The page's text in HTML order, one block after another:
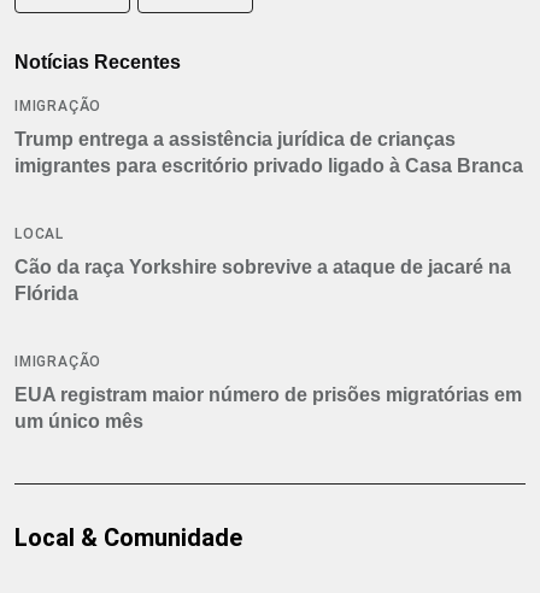
Notícias Recentes
IMIGRAÇÃO
Trump entrega a assistência jurídica de crianças
imigrantes para escritório privado ligado à Casa Branca
LOCAL
Cão da raça Yorkshire sobrevive a ataque de jacaré na
Flórida
IMIGRAÇÃO
EUA registram maior número de prisões migratórias em
um único mês
Local & Comunidade